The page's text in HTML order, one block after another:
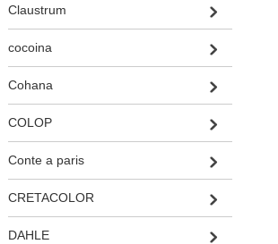
Claustrum
cocoina
Cohana
COLOP
Conte a paris
CRETACOLOR
DAHLE